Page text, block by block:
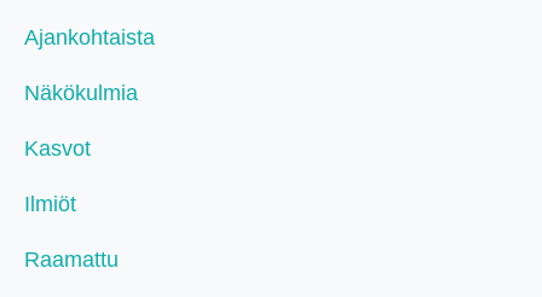
Ajankohtaista
Näkökulmia
Kasvot
Ilmiöt
Raamattu